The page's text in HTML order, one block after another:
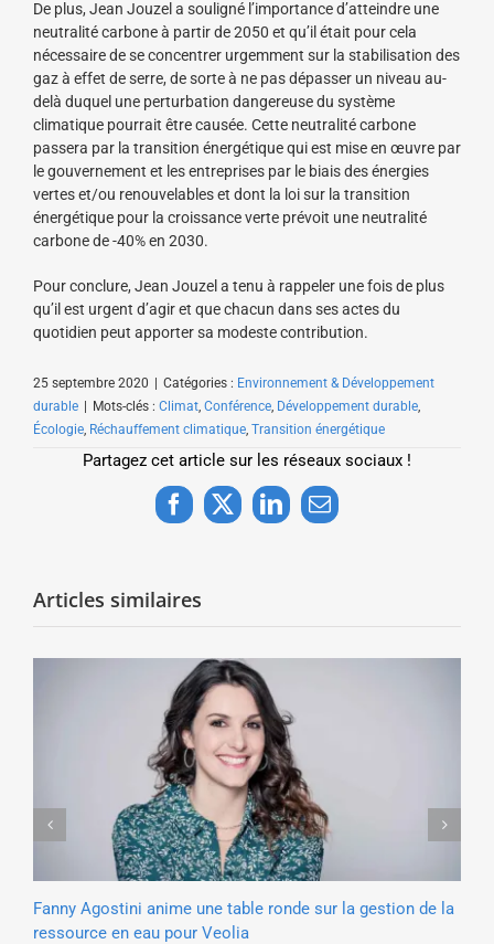
De plus, Jean Jouzel a souligné l’importance d’atteindre une
neutralité carbone à partir de 2050 et qu’il était pour cela
nécessaire de se concentrer urgemment sur la stabilisation des
gaz à effet de serre, de sorte à ne pas dépasser un niveau au-
delà duquel une perturbation dangereuse du système
climatique pourrait être causée. Cette neutralité carbone
passera par la transition énergétique qui est mise en œuvre par
le gouvernement et les entreprises par le biais des énergies
vertes et/ou renouvelables et dont la loi sur la transition
énergétique pour la croissance verte prévoit une neutralité
carbone de -40% en 2030.
Pour conclure, Jean Jouzel a tenu à rappeler une fois de plus
qu’il est urgent d’agir et que chacun dans ses actes du
quotidien peut apporter sa modeste contribution.
25 septembre 2020 | Catégories : Environnement & Développement
durable | Mots-clés : Climat Conférence Développement durable
Écologie Réchauffement climatique Transition énergétique
Partagez cet article sur les réseaux sociaux !
Facebook
X LinkedInEmail
Articles similaires
Fanny Agostini anime une table ronde sur la gestion de la
ressource en eau pour Veolia